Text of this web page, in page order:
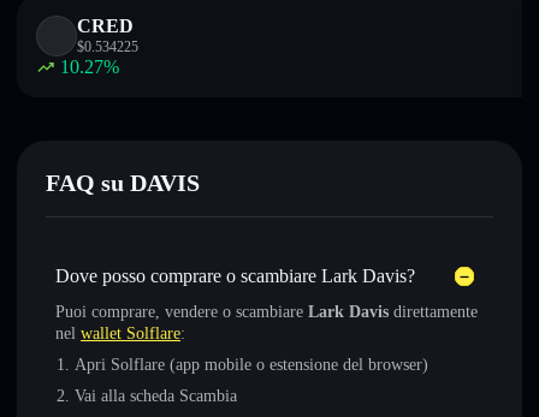
CRED
$0.534225
10.27%
FAQ su DAVIS
Dove posso comprare o scambiare Lark Davis?
Puoi comprare, vendere o scambiare Lark Davis direttamente
nel wallet Solflare:
Apri Solflare (app mobile o estensione del browser)
Vai alla scheda Scambia